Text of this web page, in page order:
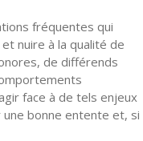
fréquentes qui
nuire à la qualité de
de différends
face à de tels enjeux
bonne entente et, si